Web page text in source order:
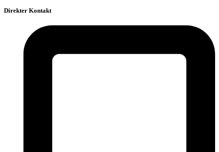
Direkter Kontakt